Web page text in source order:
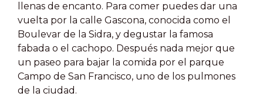
llenas de encanto. Para comer puedes dar una
vuelta por la calle Gascona, conocida como el
Boulevar de la Sidra, y degustar la famosa
fabada o el cachopo. Después nada mejor que
un paseo para bajar la comida por el parque
Campo de San Francisco, uno de los pulmones
de la ciudad.